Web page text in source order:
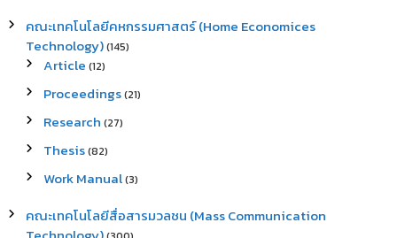
คณะเทคโนโลยีคหกรรมศาสตร์ (Home Economices
Technology)(145)
Article (12)
Proceedings(21)
Research (27)
Thesis(82)
Work Manual(3)
คณะเทคโนโลยีสื่อสารมวลชน (Mass Communication